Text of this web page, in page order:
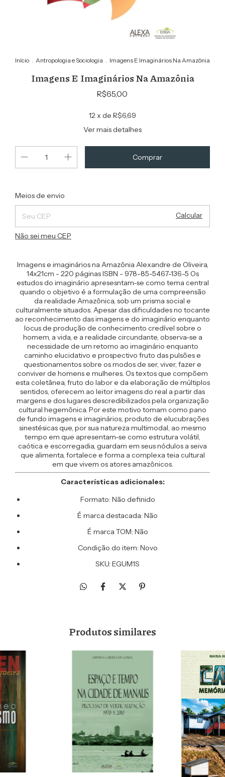
Início . Antropologia e Sociologia . Imagens E Imaginários Na Amazônia
Imagens E Imaginários Na Amazônia
R$65,00
12x de R$6,69
Ver mais detalhes
Entregas para o CEP:
Meios de envio
Calcular
Não sei meu CEP
Imagens e imaginários na Amazônia Alexandre de Oliveira,
14x21cm - 220 páginas ISBN - 978-85-5467-136-5 Os
estudos do imaginário apresesntam-se como tema central
quando o objetivo é a formulação de uma compreensão
da realidade Amazônica, sob um prisma social e
culturalmente situados. Apesar das dificuldades no tocante
ao reconhecimento das imagens e do imaginário enquanto
locus de produção de conhecimento credível sobre o
homem, a vida, e a realidade circundante, observa-se a
necessidade de um retorno ao imaginário enquanto
caminho elucidativo e prospectivo fruto das pulsões e
questionamentos sobre os modos de ser, viver, fazer e
conviver de homens e mulheres. Os textos que compõem
esta coletânea, fruto do labor e da elaboração de múltiplos
sentidos, oferecem ao leitor imagens do real a partir das
margens e dos lugares descredibilizados pela organização
cultural hegemônica. Por este motivo tomam como pano
de fundo imagens e imaginários, produto de elucubrações
sinestésicas que, por sua natureza multimodal, ao mesmo
tempo em que apresentam-se como estrutura volátil,
caótica e escorregadia, guardam em seus nódulos a seiva
que alimenta, fortalece e forma a complexa teia cultural
em que vivem os atores amazônicos.
Características adicionales:
Formato: Não definido
É marca destacada: Não
É marca TOM: Não
Condição do item: Novo
SKU: EGUM1S
Produtos similares